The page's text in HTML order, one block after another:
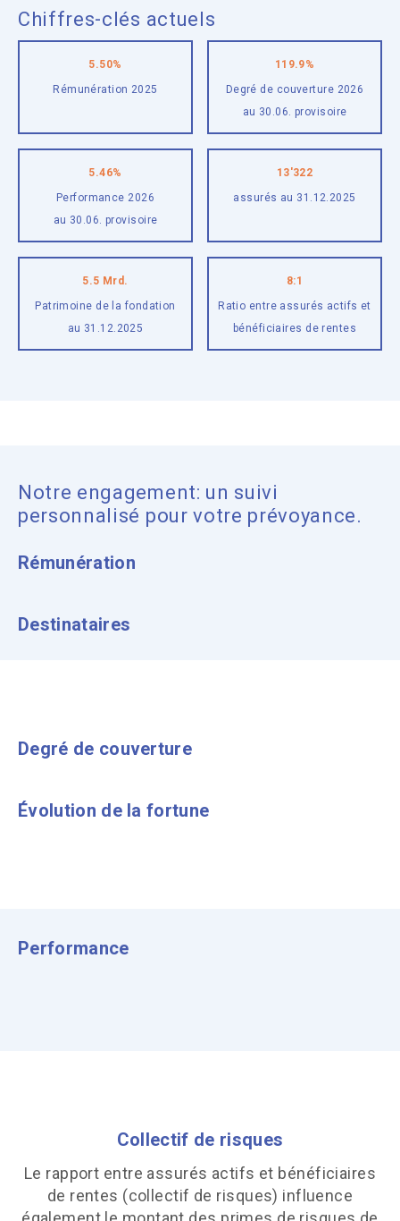
Chiffres-clés actuels
5.50%
Rémunération 2025
119.9%
Degré de couverture 2026
au 30.06. provisoire
5.46%
Performance 2026
au 30.06. provisoire
13'322
assurés au 31.12.2025
5.5 Mrd.
Patrimoine de la fondation
au 31.12.2025
8:1
Ratio entre assurés actifs et
bénéficiaires de rentes
Notre engagement: un suivi
personnalisé pour votre prévoyance.
Rémunération
Destinataires
Degré de couverture
Évolution de la fortune
Performance
Collectif de risques
Le rapport entre assurés actifs et bénéficiaires
de rentes (collectif de risques) influence